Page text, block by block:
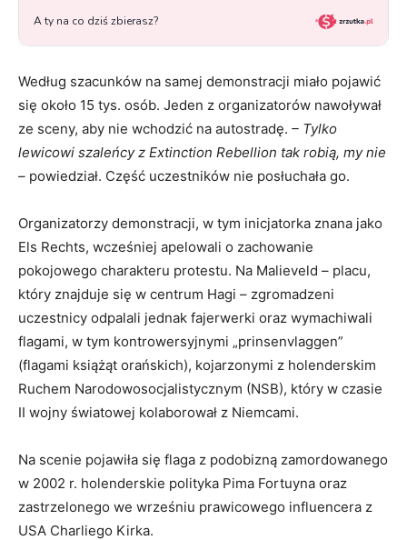
Według szacunków na samej demonstracji miało pojawić
się około 15 tys. osób. Jeden z organizatorów nawoływał
ze sceny, aby nie wchodzić na autostradę. – Tylko
lewicowi szaleńcy z Extinction Rebellion tak robią, my nie
– powiedział. Część uczestników nie posłuchała go.
Organizatorzy demonstracji, w tym inicjatorka znana jako
Els Rechts, wcześniej apelowali o zachowanie
pokojowego charakteru protestu. Na Malieveld – placu,
który znajduje się w centrum Hagi – zgromadzeni
uczestnicy odpalali jednak fajerwerki oraz wymachiwali
flagami, w tym kontrowersyjnymi „prinsenvlaggen”
(flagami książąt orańskich), kojarzonymi z holenderskim
Ruchem Narodowosocjalistycznym (NSB), który w czasie
II wojny światowej kolaborował z Niemcami.
Na scenie pojawiła się flaga z podobizną zamordowanego
w 2002 r. holenderskie polityka Pima Fortuyna oraz
zastrzelonego we wrześniu prawicowego influencera z
USA Charliego Kirka.